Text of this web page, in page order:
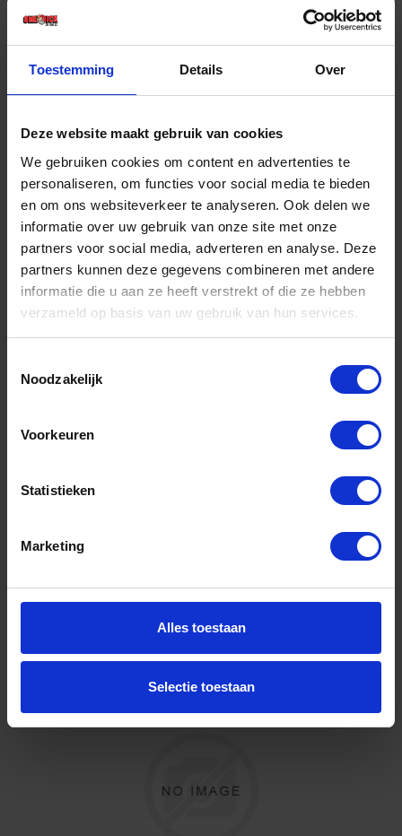
Toestemming Details Over
Deze website maakt gebruik van cookies
We gebruiken cookies om content en advertenties te
personaliseren, om functies voor social media te bieden
en om ons websiteverkeer te analyseren. Ook delen we
informatie over uw gebruik van onze site met onze
partners voor social media, adverteren en analyse. Deze
partners kunnen deze gegevens combineren met andere
informatie die u aan ze heeft verstrekt of die ze hebben
verzameld op basis van uw gebruik van hun services.
Noodzakelijk
Voorkeuren
Statistieken
Marketing
Alles toestaan
Selectie toestaan
€ 5,19 incl. BTW
-
Bestel nu!
Niet op voorraad, levertijd 1 tot meerdere werkdagen
Prijs per 1 Stuk
+
Stuk